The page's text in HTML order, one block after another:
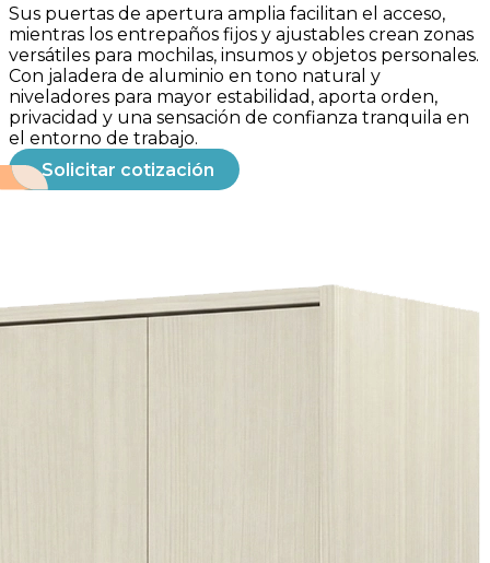
Sus puertas de apertura amplia facilitan el acceso,
mientras los entrepaños fijos y ajustables crean zonas
versátiles para mochilas, insumos y objetos personales.
Con jaladera de aluminio en tono natural y
niveladores para mayor estabilidad, aporta orden,
privacidad y una sensación de confianza tranquila en
el entorno de trabajo.
Solicitar cotización